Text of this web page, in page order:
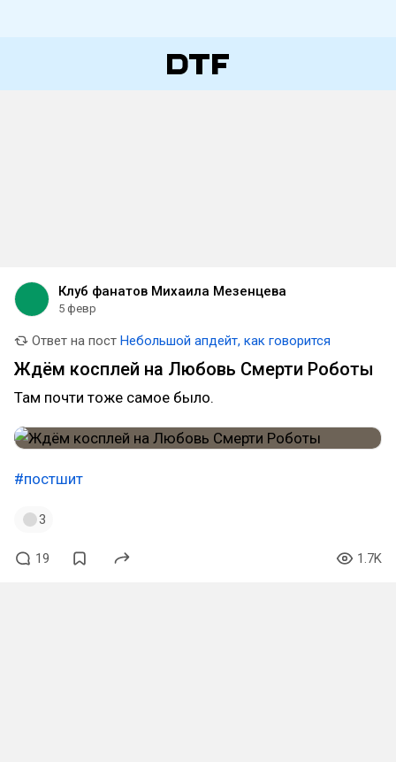
Клуб фанатов Михаила Мезенцева
5 февр
Ответ на пост Небольшой апдейт, как говорится
Ждём косплей на Любовь Смерти Роботы
Там почти тоже самое было.
#постшит
3
19 1.7K